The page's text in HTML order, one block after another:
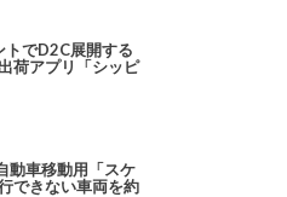
トでD2C展開する
荷アプリ「シッピ
動車移動用「スケ
できない車両を約